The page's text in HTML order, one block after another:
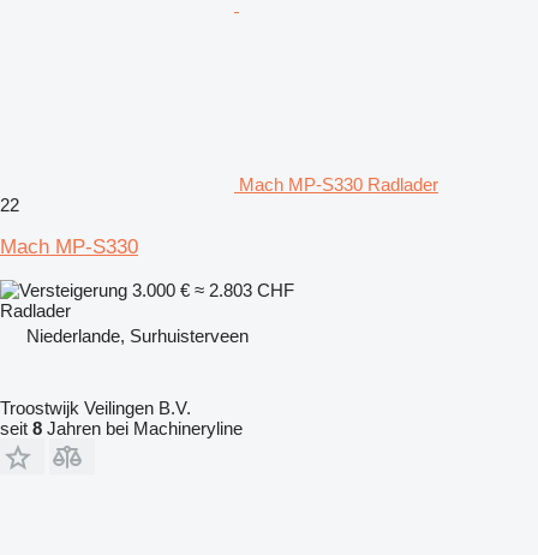
Mach MP-S330 Radlader
22
Mach MP-S330
3.000 € ≈ 2.803 CHF
Radlader
Niederlande, Surhuisterveen
Troostwijk Veilingen B.V.
seit 8 Jahren bei Machineryline